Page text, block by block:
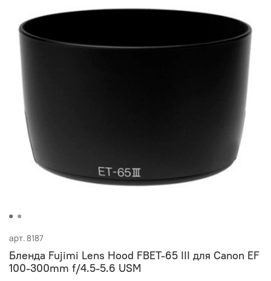
арт.8187
Бленда Fujimi Lens Hood FBET-65 III для Canon EF
100-300mm f/4.5-5.6 USM